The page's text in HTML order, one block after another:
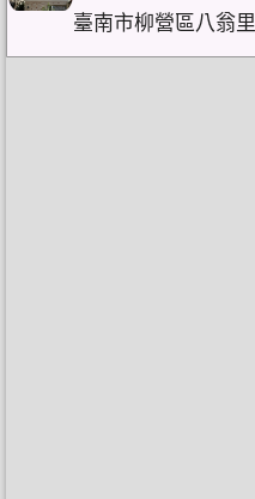
臺南市柳營區八翁